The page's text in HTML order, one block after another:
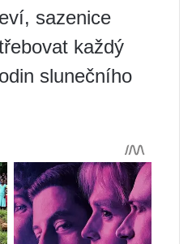
sazenice
každý
slunečního